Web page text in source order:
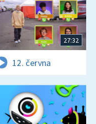
27:32
12. června